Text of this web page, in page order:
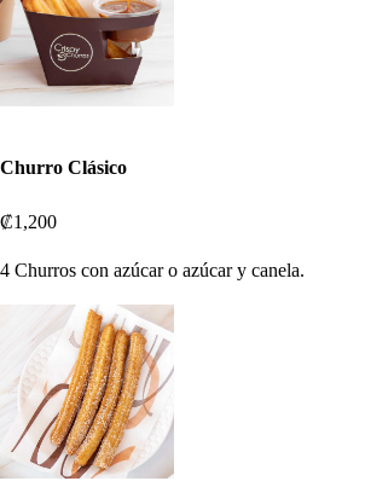
Churro Clásico
₡1,200
4 Churros con azúcar o azúcar y canela.